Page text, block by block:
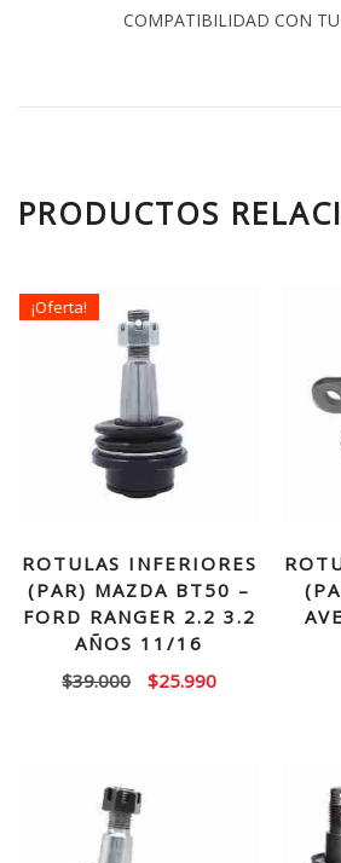
COMPATIBILIDAD CON
PRODUCTOS
¡Oferta!
ROTULAS INFERIORES
(PAR) MAZDA BT50 –
FORD RANGER 2.2 3.2
AÑOS 11/16
$39.000
El
$25.990El